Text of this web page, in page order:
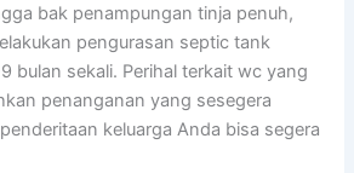
bak penampungan tinja penuh,
pengurasan septic tank
bulan sekali. Perihal terkait wc yang
penanganan yang sesegera
keluarga Anda bisa segera